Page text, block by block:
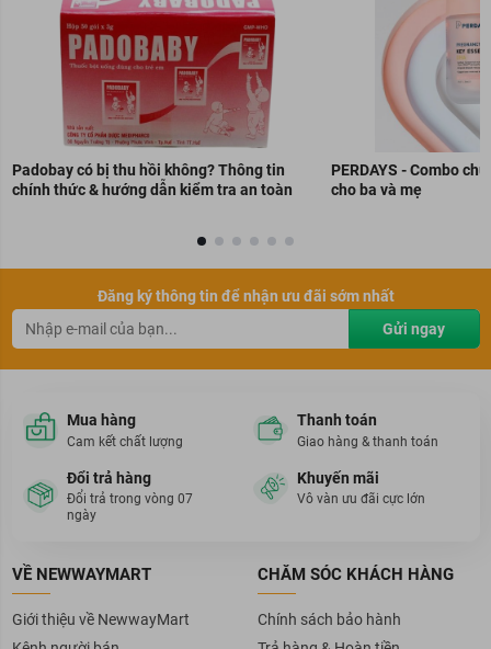
Padobay có bị thu hồi không? Thông tin
chính thức & hướng dẫn kiểm tra an toàn
PERDAYS - Combo
cho ba và mẹ
Đăng ký thông tin để nhận ưu đãi sớm nhất
Gửi ngay
Mua hàng
Cam kết chất lượng
Thanh toán
Giao hàng & thanh toán
Đổi trả hàng
Đổi trả trong vòng 07
ngày
Khuyến mãi
Vô vàn ưu đãi cực lớn
VỀ NEWWAYMART
Giới thiệu về NewwayMart
CHĂM SÓC KHÁCH HÀNG
Chính sách bảo hành